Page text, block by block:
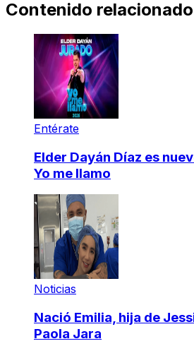
Contenido relacionado
Entérate
Elder Dayán Díaz es
Yo me llamo
Noticias
Nació Emilia, hija de
Paola Jara